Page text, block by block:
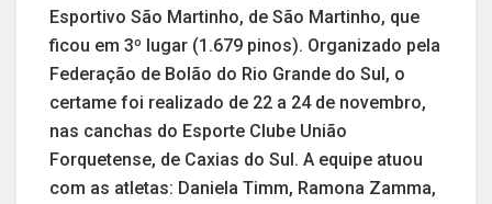
Esportivo São Martinho, de São Martinho, que
ficou em 3º lugar (1.679 pinos). Organizado pela
Federação de Bolão do Rio Grande do Sul, o
certame foi realizado de 22 a 24 de novembro,
nas canchas do Esporte Clube União
Forquetense, de Caxias do Sul. A equipe atuou
com as atletas: Daniela Timm, Ramona Zamma,